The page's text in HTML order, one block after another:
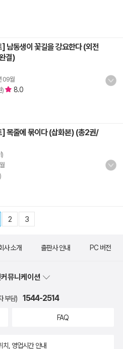
남동생이 꽃길을 강요한다 (외전
결)
09월
) 8.0
목줄에 묶이다 (삽화본) (총2권/
)
2 3
사 소개 출판사 안내 PC 버전
뮤니케이션
부담) 1544-2514
FAQ
치, 영업시간 안내